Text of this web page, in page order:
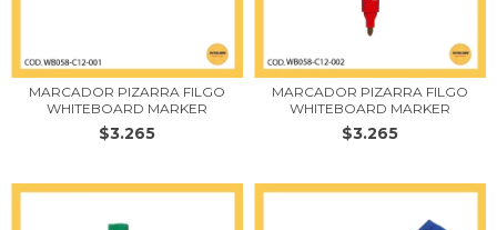
MARCADOR PIZARRA FILGO
WHITEBOARD MARKER
$3.265
MARCADOR PIZARRA FILGO
WHITEBOARD MARKER
$3.265